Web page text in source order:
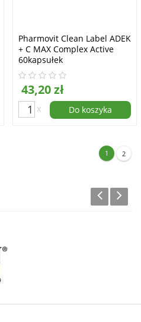
Pharmovit Clean Label ADEK
+ C MAX Complex Active
60kapsułek
43,20 zł
x Do koszyka
1 2